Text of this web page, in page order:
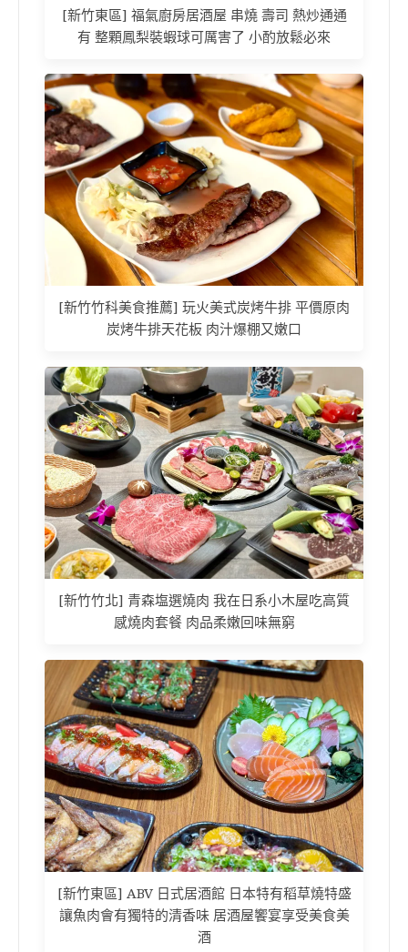
[新竹東區] 福氣廚房居酒屋 串燒 壽司 熱炒通通
有 整顆鳳梨裝蝦球可厲害了 小酌放鬆必來
[新竹竹科美食推薦] 玩火美式炭烤牛排 平價原肉
炭烤牛排天花板 肉汁爆棚又嫩口
[新竹竹北] 青森塩選燒肉 我在日系小木屋吃高質
感燒肉套餐 肉品柔嫩回味無窮
[新竹東區] ABV 日式居酒館 日本特有稻草燒特盛
讓魚肉會有獨特的清香味 居酒屋饗宴享受美食美
酒